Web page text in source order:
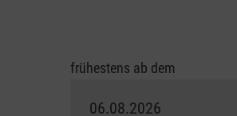
frühestens ab dem